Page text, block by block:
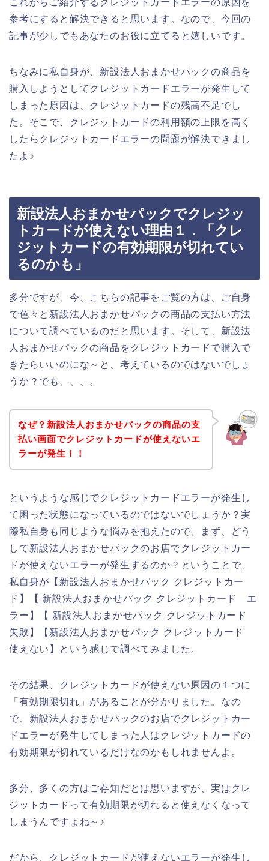
これからご紹介するクレジットカードエラーの原因を
参考にすると解決できると思います。なので、今回の
記事が少しでもあなたのお役に立てると嬉しいです。
ちなみに私自身が、新設法人おまかせパックの商品を
購入しようとしてクレジットカードエラーが発生して
しまった原因は、クレジットカードの残高不足でし
た。そこで、クレジットカードの利用額の上限を高く
したらクレジットカードエラーの問題が解決できまし
たよ♪
新設法人おまかせパックでクレジッ
トカードが使えない理由１．「クレ
ジットカードの有効期限が切れてい
るのかも」
多分ですが、今、こちらの記事をご覧の方は、ご自身
で色々と新設法人おまかせパックの商品の支払い方法
について調べているのだと思います。そして、新設法
人おまかせパックの商品をクレジットカードで購入で
きたらいいのにな～と、考えているのではないでしょ
うか？でも、、、。
なぜ？新設法人おまかせパックの商品の支
払い画面でクレジットカードが使えないエ
ラーが発生！！
というような感じでクレジットカードエラーが発生し
て困った状態になっているのではないでしょうか？実
際私自身も同じような悩みを抱えたので、まず、どう
して新設法人おまかせパックのお店でクレジットカー
ドが使えないエラーが発生するのか？ということで、
私自身が【新設法人おまかせパック クレジットカー
ド】【 新設法人おまかせパック クレジットカード エ
ラー】【 新設法人おまかせパック クレジットカード
失敗】【新設法人おまかせパック クレジットカード
使えない】という感じで調べてみました。
その結果、クレジットカードが使えない原因の１つに
「有効期限切れ」があることが分かりました。なの
で、新設法人おまかせパックのお店でクレジットカー
ドエラーが発生してしまった人はクレジットカードの
有効期限が切れているだけなのかもしれませんよ。
多分、多くの方はご存知だとは思いますが、実はクレ
ジットカードって有効期限が切れると使えなくなって
しまうんですよね～♪
だから、クレジットカードが使えないエラーが発生し